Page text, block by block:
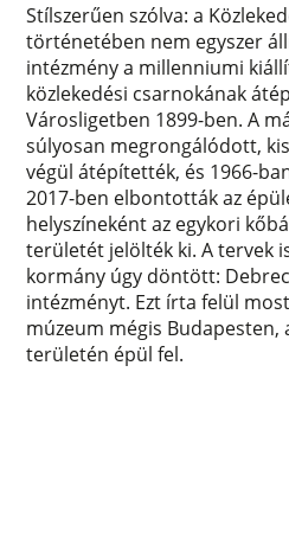
Stílszerűen szólva: a
történetében nem egyszer
intézmény a millenniumi
közlekedési csarnokának
Városligetben 1899-ben. A
súlyosan megrongálódott,
végül átépítették, és 1966-
2017-ben elbontották az
helyszíneként az egykori
területét jelölték ki. A tervek
kormány úgy döntött:
intézményt. Ezt írta felül
múzeum mégis Budapesten,
területén épül fel.